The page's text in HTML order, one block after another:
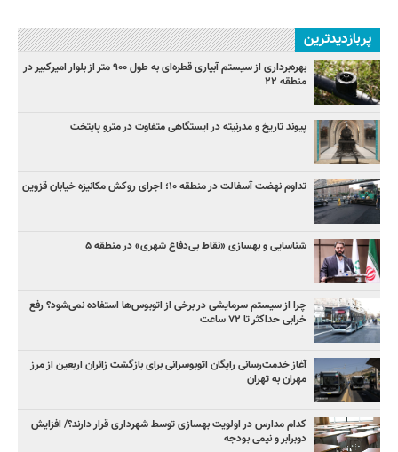
پربازدیدترین
بهره‌برداری از سیستم آبیاری قطره‌ای به طول ۹۰۰ متر از بلوار امیرکبیر در
منطقه ۲۲
پیوند تاریخ و مدرنیته در ایستگاهی متفاوت در مترو پایتخت
تداوم نهضت آسفالت در منطقه ۱۰؛ اجرای روکش مکانیزه خیابان قزوین
شناسایی و بهسازی «نقاط بی‌دفاع شهری» در منطقه ۵
چرا از سیستم سرمایشی در برخی از اتوبوس‌ها استفاده نمی‌شود؟ رفع
خرابی حداکثر تا ۷۲ ساعت
آغاز خدمت‌رسانی رایگان اتوبوسرانی برای بازگشت زائران اربعین از مرز
مهران به تهران
کدام مدارس در اولویت بهسازی توسط شهرداری قرار دارند؟/ افزایش
دوبرابر و نیمی بودجه